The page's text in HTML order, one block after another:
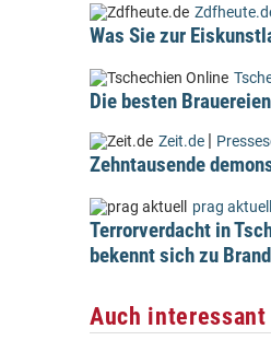
Was Sie zur
Die besten
Zeit.de |
Zehntausende
prag aktuell
Terrorverdacht in
bekennt sich zu
Auch interessant